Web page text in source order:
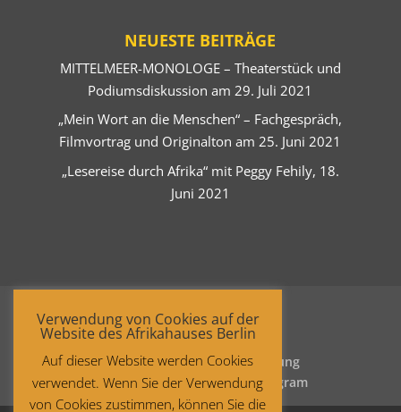
NEUESTE BEITRÄGE
MITTELMEER-MONOLOGE – Theaterstück und
Podiumsdiskussion am 29. Juli 2021
„Mein Wort an die Menschen“ – Fachgespräch,
Filmvortrag und Originalton am 25. Juni 2021
„Lesereise durch Afrika“ mit Peggy Fehily, 18.
Juni 2021
Startseite
Datenschutzerklärung
Impressum
Facebook Instagram
Verwendung von Cookies auf der
Website des Afrikahauses Berlin
Auf dieser Website werden Cookies
verwendet. Wenn Sie der Verwendung
von Cookies zustimmen, können Sie die